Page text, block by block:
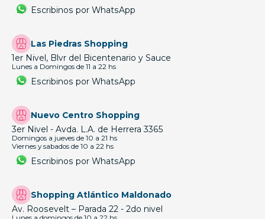
Escribinos por WhatsApp
Las Piedras Shopping
1er Nivel, Blvr del Bicentenario y Sauce
Lunes a Domingos de 11 a 22 hs
Escribinos por WhatsApp
Nuevo Centro Shopping
3er Nivel - Avda. L.A. de Herrera 3365
Domingos a jueves de 10 a 21 hs
Viernes y sabados de 10 a 22 hs
Escribinos por WhatsApp
Shopping Atlántico Maldonado
Av. Roosevelt – Parada 22 - 2do nivel